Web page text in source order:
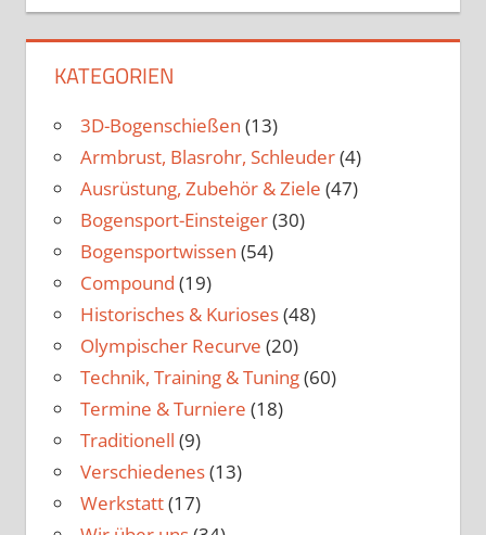
KATEGORIEN
3D-Bogenschießen (13)
Armbrust, Blasrohr, Schleuder(4)
Ausrüstung, Zubehör & Ziele (47)
Bogensport-Einsteiger(30)
Bogensportwissen (54)
Compound (19)
Historisches & Kurioses(48)
Olympischer Recurve (20)
Technik, Training & Tuning(60)
Termine & Turniere (18)
Traditionell (9)
Verschiedenes(13)
Werkstatt(17)